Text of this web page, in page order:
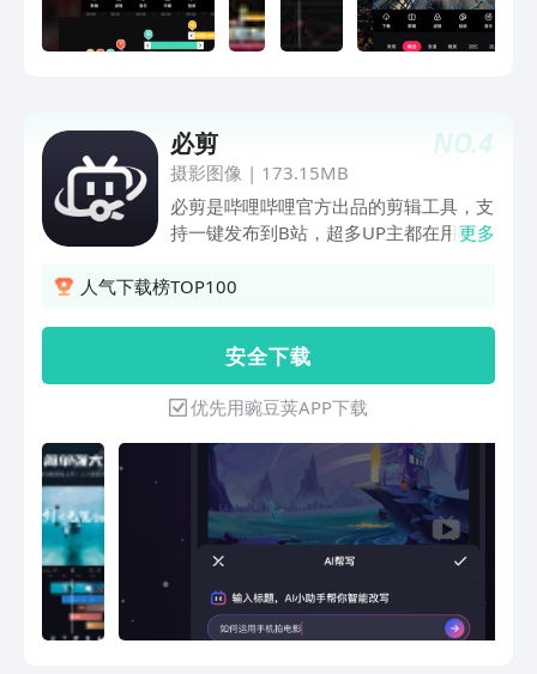
【视频拼接】在做视频编辑过程中，能轻
松合并、视频剪切片段，让你花费更低时
加独特。 【曲线变速】曲线调整速度，
随心把握视频速度与节奏。加速的变声趣
味，慢速的鬼畜片段，快速进行制作，生
成好玩视频。 【快速上手】随意剪辑，
零基础也能快速上手成为视频制作大师，
简易视频剪切、掌握视频工具。 反馈邮
NO.4
必剪
摄影图像 | 173.15MB
必剪是哔哩哔哩官方出品的剪辑工具，支
持一键发布到B站，超多UP主都在用哦！
图、封面智能抠图、视频模板、封面模
此得心应手！还有超燃音乐、素材及专业
画面特效，给视频加点料！支持投稿免流
量，账号互通，投稿快人一步！【文字视
频】- B站专栏一键转视频，让文字动起
来- 支持随心添加贴纸，为你的视频锦上
添花！【鬼畜工具】- 鬼畜剧场镜头支持
搜索，快速找到目标镜头- 鬼畜剧场空镜
支持编辑，创作更自由- 支持多角色切
况解说，精彩时刻不错过！【录音提词】
先录音后剪辑，体验全新剪辑工作流！
更多
人气下载榜TOP100
安 全 下 载
优先用豌豆荚APP下载